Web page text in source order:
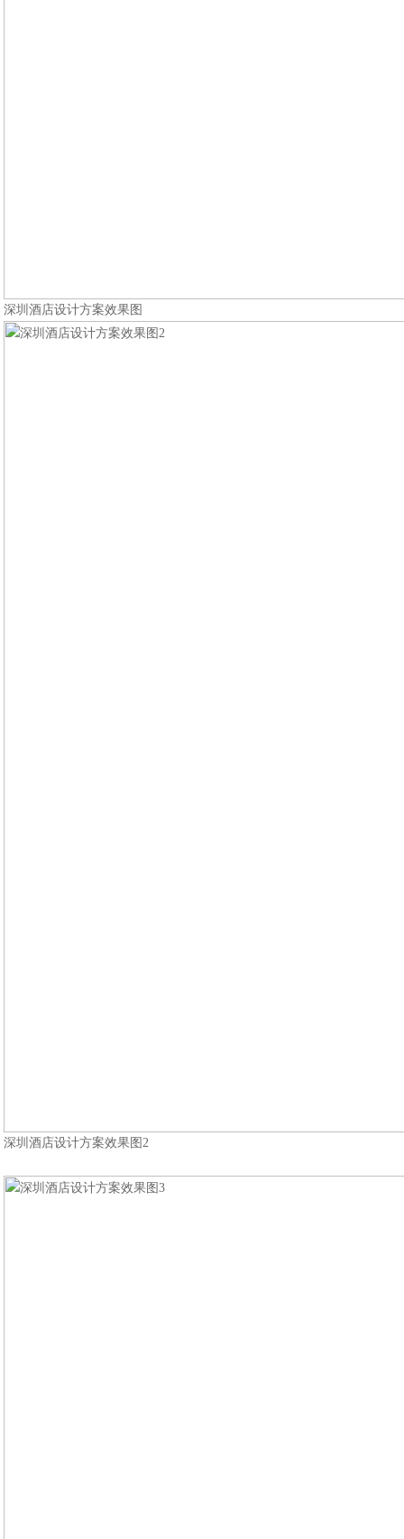
深圳酒店设计方案效果图
深圳酒店设计方案效果图2